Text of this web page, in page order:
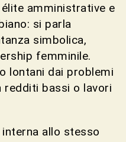
amministrative e
si parla
simbolica,
femminile.
lontani dai problemi
redditi bassi o lavori
allo stesso